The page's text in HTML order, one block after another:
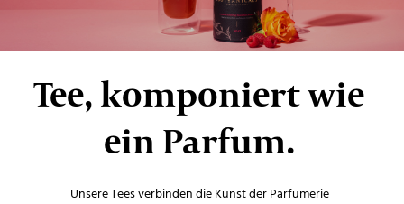
Tee, komponiert wie
ein Parfum.
Unsere Tees verbinden die Kunst der Parfümerie